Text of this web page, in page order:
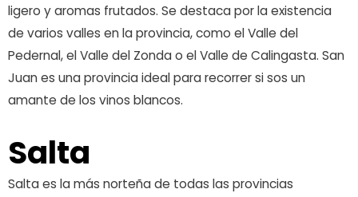
ligero y aromas frutados. Se destaca por la existencia
de varios valles en la provincia, como el Valle del
Pedernal, el Valle del Zonda o el Valle de Calingasta. San
Juan es una provincia ideal para recorrer si sos un
amante de los vinos blancos.
Salta
Salta es la más norteña de todas las provincias